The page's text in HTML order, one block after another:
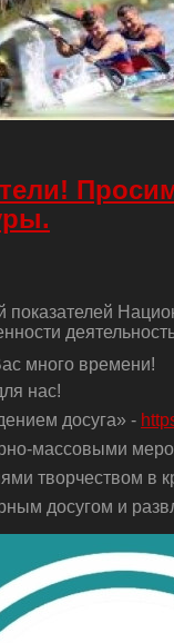
показателей
много времени!
нас!
досуга» -
массовыми
творчеством в
досугом и